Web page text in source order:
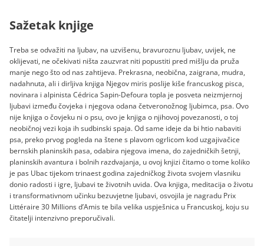
Sažetak knjige
Treba se odvažiti na ljubav, na uzvišenu, bravuroznu ljubav, uvijek, ne
oklijevati, ne očekivati ništa zauzvrat niti popustiti pred mišlju da pruža
manje nego što od nas zahtijeva. Prekrasna, neobična, zaigrana, mudra,
nadahnuta, ali i dirljiva knjiga Njegov miris poslije kiše francuskog pisca,
novinara i alpinista Cédrica Sapin-Defoura topla je posveta neizmjernoj
ljubavi između čovjeka i njegova odana četveronožnog ljubimca, psa. Ovo
nije knjiga o čovjeku ni o psu, ovo je knjiga o njihovoj povezanosti, o toj
neobičnoj vezi koja ih sudbinski spaja. Od same ideje da bi htio nabaviti
psa, preko prvog pogleda na štene s plavom ogrlicom kod uzgajivačice
bernskih planinskih pasa, odabira njegova imena, do zajedničkih šetnji,
planinskih avantura i bolnih razdvajanja, u ovoj knjizi čitamo o tome koliko
je pas Ubac tijekom trinaest godina zajedničkog života svojem vlasniku
donio radosti i igre, ljubavi te životnih uvida. Ova knjiga, meditacija o životu
i transformativnom učinku bezuvjetne ljubavi, osvojila je nagradu Prix
Littéraire 30 Millions d’Amis te bila velika uspješnica u Francuskoj, koju su
čitatelji intenzivno preporučivali.